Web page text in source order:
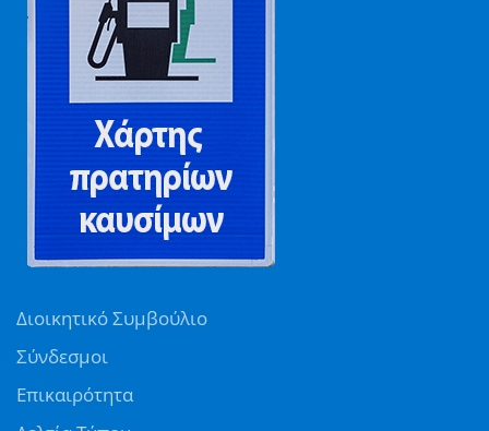
Διοικητικό Συμβούλιο
Σύνδεσμοι
Επικαιρότητα